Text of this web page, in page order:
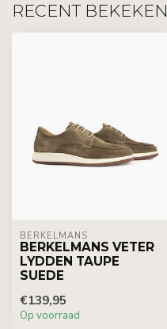
RECENT BEKEKEN
BERKELMANS
BERKELMANS VETER
LYDDEN TAUPE
SUEDE
€139,95
Op voorraad